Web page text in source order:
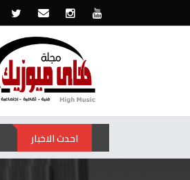
احدث الاخبار